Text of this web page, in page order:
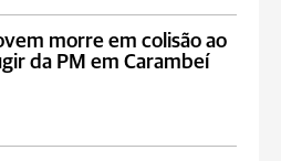
morre em colisão ao
da PM em Carambeí